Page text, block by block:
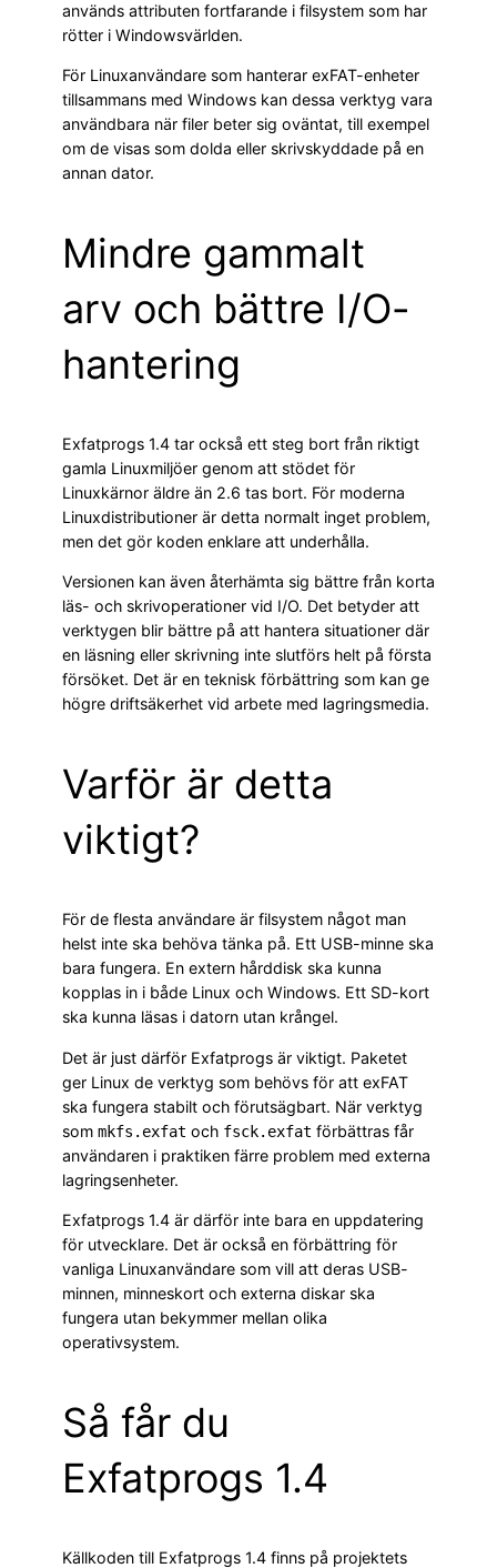
används attributen fortfarande i filsystem som har
rötter i Windowsvärlden.
För Linuxanvändare som hanterar exFAT-enheter
tillsammans med Windows kan dessa verktyg vara
användbara när filer beter sig oväntat, till exempel
om de visas som dolda eller skrivskyddade på en
annan dator.
Mindre gammalt
arv och bättre I/O-
hantering
Exfatprogs 1.4 tar också ett steg bort från riktigt
gamla Linuxmiljöer genom att stödet för
Linuxkärnor äldre än 2.6 tas bort. För moderna
Linuxdistributioner är detta normalt inget problem,
men det gör koden enklare att underhålla.
Versionen kan även återhämta sig bättre från korta
läs- och skrivoperationer vid I/O. Det betyder att
verktygen blir bättre på att hantera situationer där
en läsning eller skrivning inte slutförs helt på första
försöket. Det är en teknisk förbättring som kan ge
högre driftsäkerhet vid arbete med lagringsmedia.
Varför är detta
viktigt?
För de flesta användare är filsystem något man
helst inte ska behöva tänka på. Ett USB-minne ska
bara fungera. En extern hårddisk ska kunna
kopplas in i både Linux och Windows. Ett SD-kort
ska kunna läsas i datorn utan krångel.
Det är just därför Exfatprogs är viktigt. Paketet
ger Linux de verktyg som behövs för att exFAT
ska fungera stabilt och förutsägbart. När verktyg
som mkfs.exfat och fsck.exfat förbättras får
användaren i praktiken färre problem med externa
lagringsenheter.
Exfatprogs 1.4 är därför inte bara en uppdatering
för utvecklare. Det är också en förbättring för
vanliga Linuxanvändare som vill att deras USB-
minnen, minneskort och externa diskar ska
fungera utan bekymmer mellan olika
operativsystem.
Så får du
Exfatprogs 1.4
Källkoden till Exfatprogs 1.4 finns på projektets